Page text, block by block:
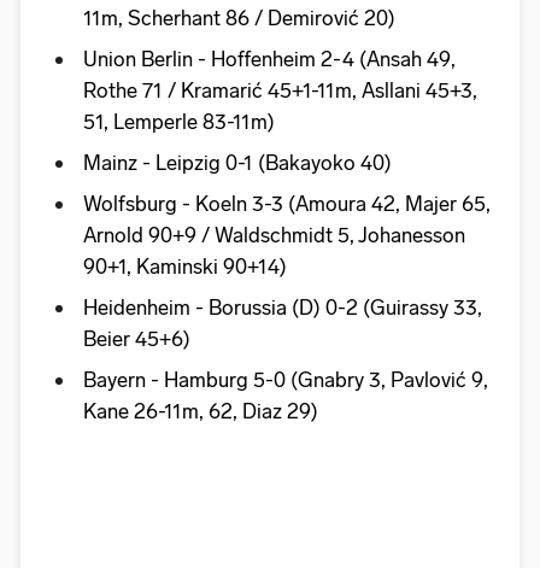
11m, Scherhant 86 / Demirović 20)
Union Berlin - Hoffenheim 2-4 (Ansah 49,
Rothe 71 / Kramarić 45+1-11m, Asllani 45+3,
51, Lemperle 83-11m)
Mainz - Leipzig 0-1 (Bakayoko 40)
Wolfsburg - Koeln 3-3 (Amoura 42, Majer 65,
Arnold 90+9 / Waldschmidt 5, Johanesson
90+1, Kaminski 90+14)
Heidenheim - Borussia (D) 0-2 (Guirassy 33,
Beier 45+6)
Bayern - Hamburg 5-0 (Gnabry 3, Pavlović 9,
Kane 26-11m, 62, Diaz 29)